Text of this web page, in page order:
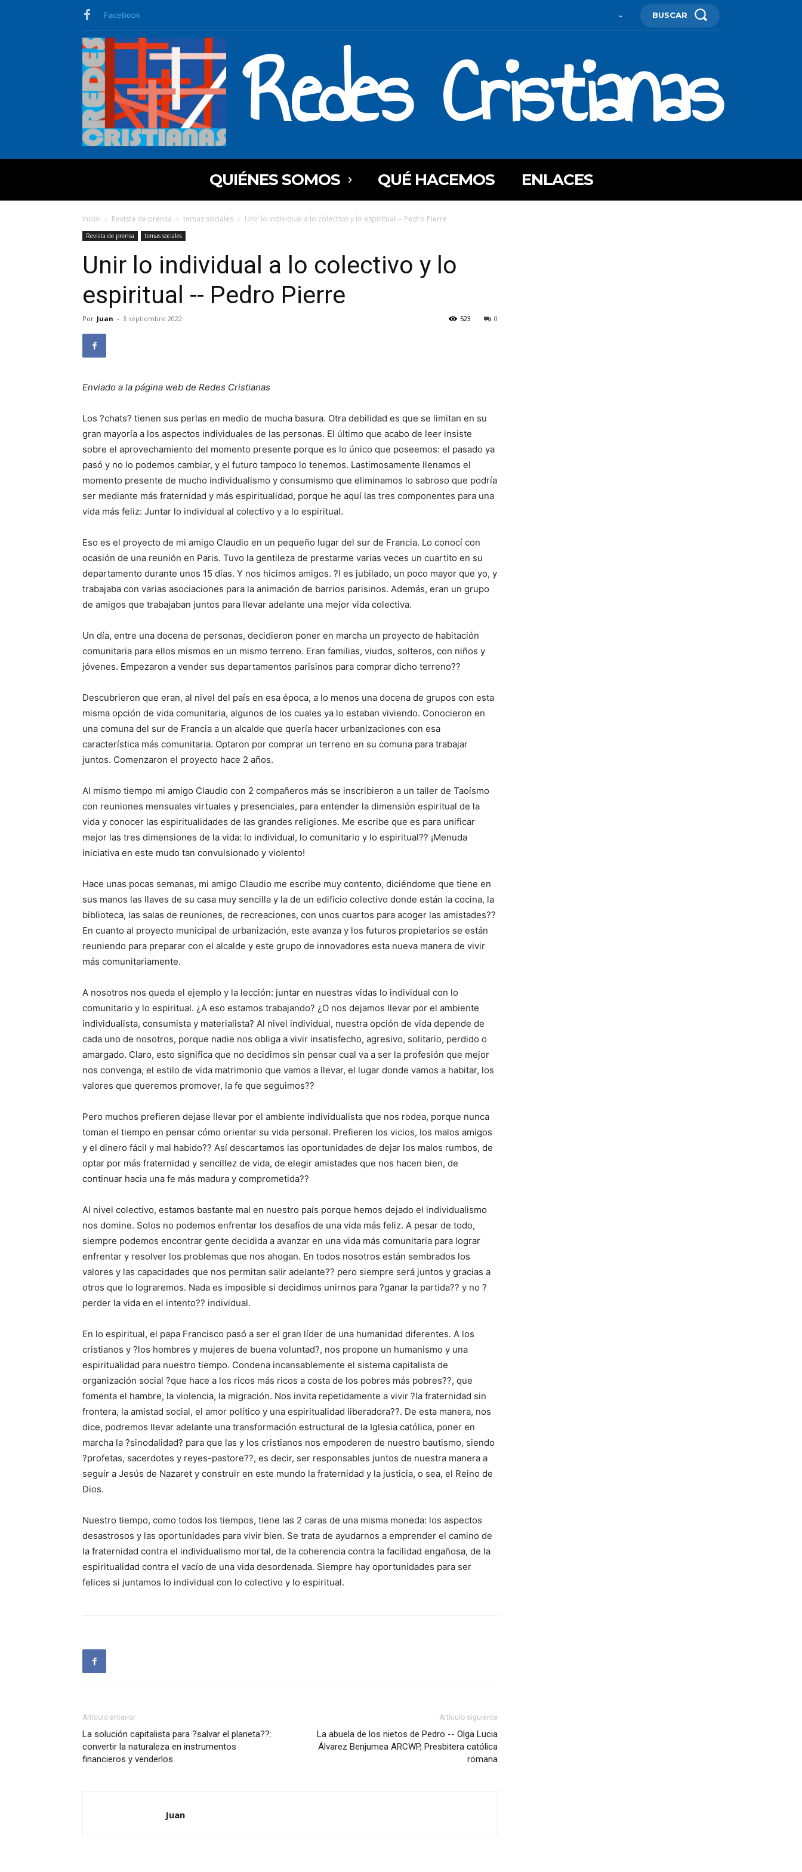
Facebook - BUSCAR
Redes Cristianas
QUIÉNES SOMOS QUÉ HACEMOS ENLACES
Inicio Revista de prensa temas sociales Unir lo individual a lo colectivo y lo espiritual -- Pedro Pierre
Revista de prensa temas sociales
Unir lo individual a lo colectivo y lo
espiritual -- Pedro Pierre
Por Juan - 3 septiembre 2022 0
523
Enviado a la página web de Redes Cristianas
Los ?chats? tienen sus perlas en medio de mucha basura. Otra debilidad es que se limitan en su
gran mayoría a los aspectos individuales de las personas. El último que acabo de leer insiste
sobre el aprovechamiento del momento presente porque es lo único que poseemos: el pasado ya
pasó y no lo podemos cambiar, y el futuro tampoco lo tenemos. Lastimosamente llenamos el
momento presente de mucho individualismo y consumismo que eliminamos lo sabroso que podría
ser mediante más fraternidad y más espiritualidad, porque he aquí las tres componentes para una
vida más feliz: Juntar lo individual al colectivo y a lo espiritual.
Eso es el proyecto de mi amigo Claudio en un pequeño lugar del sur de Francia. Lo conocí con
ocasión de una reunión en Paris. Tuvo la gentileza de prestarme varias veces un cuartito en su
departamento durante unos 15 días. Y nos hicimos amigos. ?l es jubilado, un poco mayor que yo, y
trabajaba con varias asociaciones para la animación de barrios parisinos. Además, eran un grupo
de amigos que trabajaban juntos para llevar adelante una mejor vida colectiva.
Un día, entre una docena de personas, decidieron poner en marcha un proyecto de habitación
comunitaria para ellos mismos en un mismo terreno. Eran familias, viudos, solteros, con niños y
jóvenes. Empezaron a vender sus departamentos parisinos para comprar dicho terreno??
Descubrieron que eran, al nivel del país en esa época, a lo menos una docena de grupos con esta
misma opción de vida comunitaria, algunos de los cuales ya lo estaban viviendo. Conocieron en
una comuna del sur de Francia a un alcalde que quería hacer urbanizaciones con esa
característica más comunitaria. Optaron por comprar un terreno en su comuna para trabajar
juntos. Comenzaron el proyecto hace 2 años.
Al mismo tiempo mi amigo Claudio con 2 compañeros más se inscribieron a un taller de Taoísmo
con reuniones mensuales virtuales y presenciales, para entender la dimensión espiritual de la
vida y conocer las espiritualidades de las grandes religiones. Me escribe que es para unificar
mejor las tres dimensiones de la vida: lo individual, lo comunitario y lo espiritual?? ¡Menuda
iniciativa en este mudo tan convulsionado y violento!
Hace unas pocas semanas, mi amigo Claudio me escribe muy contento, diciéndome que tiene en
sus manos las llaves de su casa muy sencilla y la de un edificio colectivo donde están la cocina, la
biblioteca, las salas de reuniones, de recreaciones, con unos cuartos para acoger las amistades??
En cuanto al proyecto municipal de urbanización, este avanza y los futuros propietarios se están
reuniendo para preparar con el alcalde y este grupo de innovadores esta nueva manera de vivir
más comunitariamente.
A nosotros nos queda el ejemplo y la lección: juntar en nuestras vidas lo individual con lo
comunitario y lo espiritual. ¿A eso estamos trabajando? ¿O nos dejamos llevar por el ambiente
individualista, consumista y materialista? Al nivel individual, nuestra opción de vida depende de
cada uno de nosotros, porque nadie nos obliga a vivir insatisfecho, agresivo, solitario, perdido o
amargado. Claro, esto significa que no decidimos sin pensar cual va a ser la profesión que mejor
nos convenga, el estilo de vida matrimonio que vamos a llevar, el lugar donde vamos a habitar, los
valores que queremos promover, la fe que seguimos??
Pero muchos prefieren dejase llevar por el ambiente individualista que nos rodea, porque nunca
toman el tiempo en pensar cómo orientar su vida personal. Prefieren los vicios, los malos amigos
y el dinero fácil y mal habido?? Así descartamos las oportunidades de dejar los malos rumbos, de
optar por más fraternidad y sencillez de vida, de elegir amistades que nos hacen bien, de
continuar hacia una fe más madura y comprometida??
Al nivel colectivo, estamos bastante mal en nuestro país porque hemos dejado el individualismo
nos domine. Solos no podemos enfrentar los desafíos de una vida más feliz. A pesar de todo,
siempre podemos encontrar gente decidida a avanzar en una vida más comunitaria para lograr
enfrentar y resolver los problemas que nos ahogan. En todos nosotros están sembrados los
valores y las capacidades que nos permitan salir adelante?? pero siempre será juntos y gracias a
otros que lo lograremos. Nada es imposible si decidimos unirnos para ?ganar la partida?? y no ?
perder la vida en el intento?? individual.
En lo espiritual, el papa Francisco pasó a ser el gran líder de una humanidad diferentes. A los
cristianos y ?los hombres y mujeres de buena voluntad?, nos propone un humanismo y una
espiritualidad para nuestro tiempo. Condena incansablemente el sistema capitalista de
organización social ?que hace a los ricos más ricos a costa de los pobres más pobres??, que
fomenta el hambre, la violencia, la migración. Nos invita repetidamente a vivir ?la fraternidad sin
frontera, la amistad social, el amor político y una espiritualidad liberadora??. De esta manera, nos
dice, podremos llevar adelante una transformación estructural de la Iglesia católica, poner en
marcha la ?sinodalidad? para que las y los cristianos nos empoderen de nuestro bautismo, siendo
?profetas, sacerdotes y reyes-pastore??, es decir, ser responsables juntos de nuestra manera a
seguir a Jesús de Nazaret y construir en este mundo la fraternidad y la justicia, o sea, el Reino de
Dios.
Nuestro tiempo, como todos los tiempos, tiene las 2 caras de una misma moneda: los aspectos
desastrosos y las oportunidades para vivir bien. Se trata de ayudarnos a emprender el camino de
la fraternidad contra el individualismo mortal, de la coherencia contra la facilidad engañosa, de la
espiritualidad contra el vacío de una vida desordenada. Siempre hay oportunidades para ser
felices si juntamos lo individual con lo colectivo y lo espiritual.
Artículo anterior
La solución capitalista para ?salvar el planeta??:
convertir la naturaleza en instrumentos
financieros y venderlos
Artículo siguiente
La abuela de los nietos de Pedro -- Olga Lucia
Álvarez Benjumea ARCWP, Presbitera católica
romana
Juan